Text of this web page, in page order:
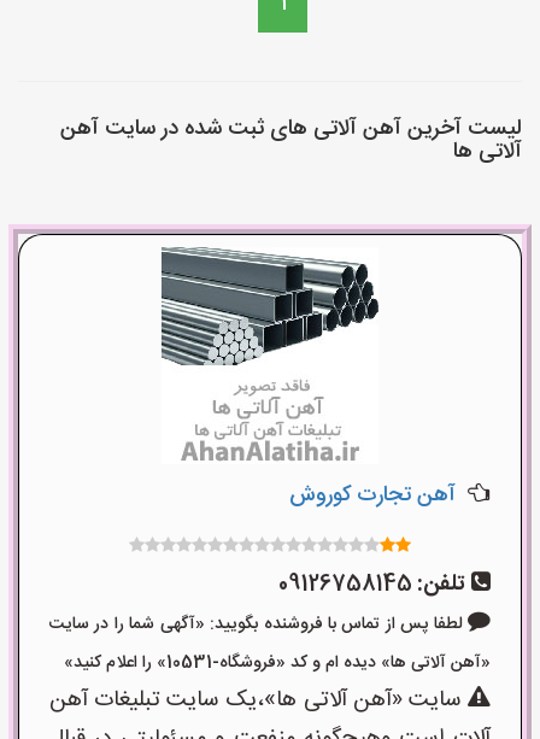
لیست آخرین آهن آلاتی های ثبت شده در سایت آهن
آلاتی ها
آهن تجارت کوروش
تلفن: 09126758145
لطفا پس از تماس با فروشنده بگویید: «آگهی شما را در سایت
«آهن آلاتی ها» دیده ام و کد «فروشگاه-10531» را اعلام کنید»
سایت «آهن آلاتی ها»،یک سایت تبلیغات آهن